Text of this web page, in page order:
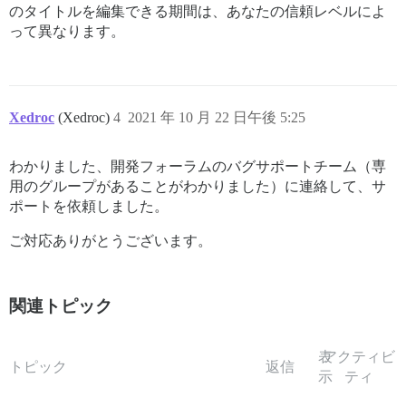
のタイトルを編集できる期間は、あなたの信頼レベルによ
って異なります。
Xedroc (Xedroc) 2021 年 10 月 22 日午後 5:25
4
わかりました、開発フォーラムのバグサポートチーム（専
用のグループがあることがわかりました）に連絡して、サ
ポートを依頼しました。
ご対応ありがとうございます。
関連トピック
トピック 返信
表
示
アクティビ
ティ